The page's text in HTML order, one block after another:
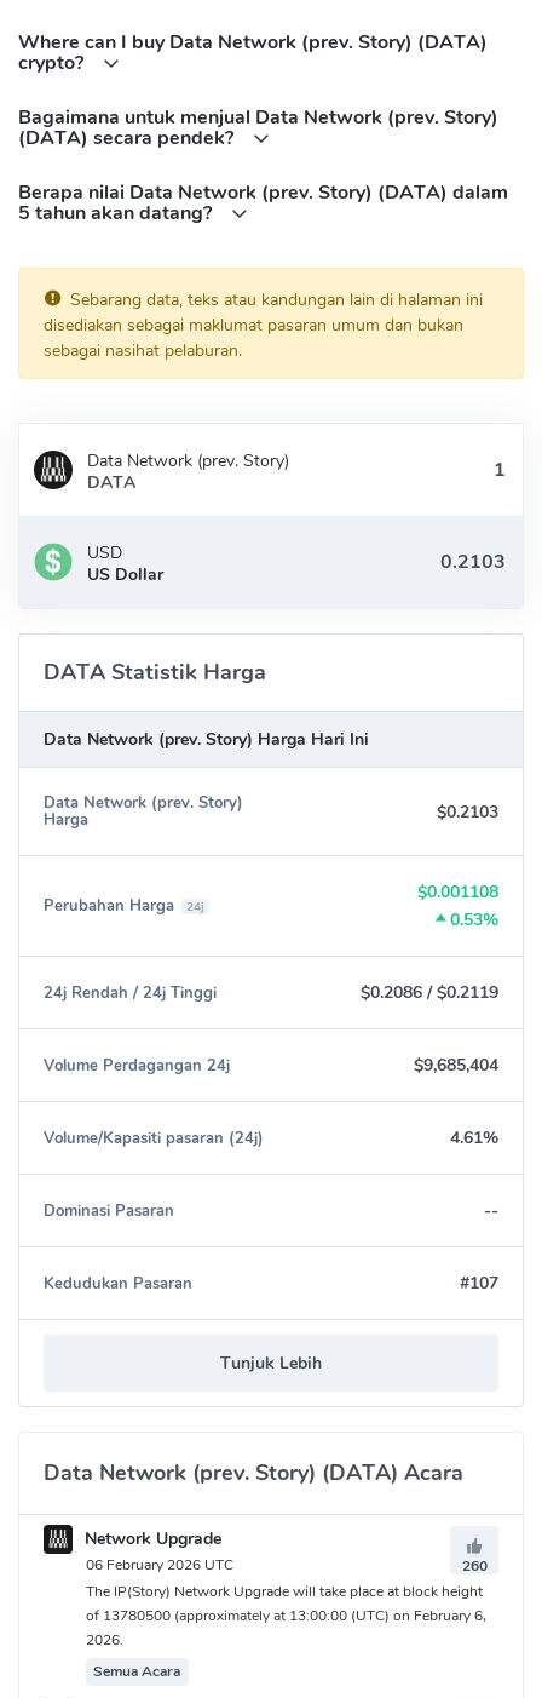
Where can I buy Data Network (prev. Story) (DATA)
crypto?
Bagaimana untuk menjual Data Network (prev. Story)
(DATA) secara pendek?
Berapa nilai Data Network (prev. Story) (DATA) dalam
5 tahun akan datang?
Sebarang data, teks atau kandungan lain di halaman ini
disediakan sebagai maklumat pasaran umum dan bukan
sebagai nasihat pelaburan.
Data Network (prev. Story)
DATA
USD
US Dollar
DATA Statistik Harga
Data Network (prev. Story) Harga Hari Ini
Data Network (prev. Story)
Harga $0.2103
Perubahan Harga 24j
$0.001108
0.53%
24j Rendah / 24j Tinggi $0.2086 /$0.2119
Volume Perdagangan 24j $9,685,404
Volume/Kapasiti pasaran (24j) 4.61%
Dominasi Pasaran --
Kedudukan Pasaran #107
Tunjuk Lebih
Data Network (prev. Story) (DATA) Acara
Network Upgrade
06 February 2026 UTC
260
The IP(Story) Network Upgrade will take place at block height
of 13780500 (approximately at 13:00:00 (UTC) on February 6,
2026.
Semua Acara